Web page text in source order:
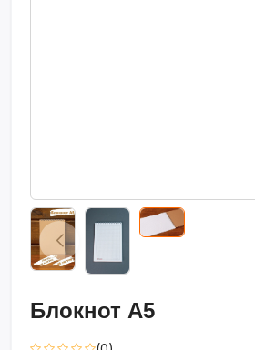
Блокнот A5